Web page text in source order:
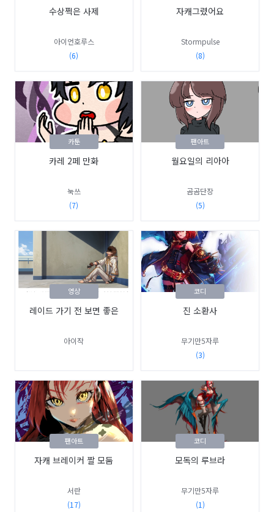
수상쩍은 사제
아이언호루스
(6)
자캐그렸어요
Stormpulse
(8)
카레 2페 만화
눅쓰
(7)
카툰
월요일의 리아아
곰곰단장
(5)
팬아트
레이드 가기 전 보면 좋은
아이작
영상
진 소환사
무기만5자루
(3)
코디
자캐 브레이커 짤 모둠
서란
(17)
팬아트
모독의 루브라
무기만5자루
(1)
코디